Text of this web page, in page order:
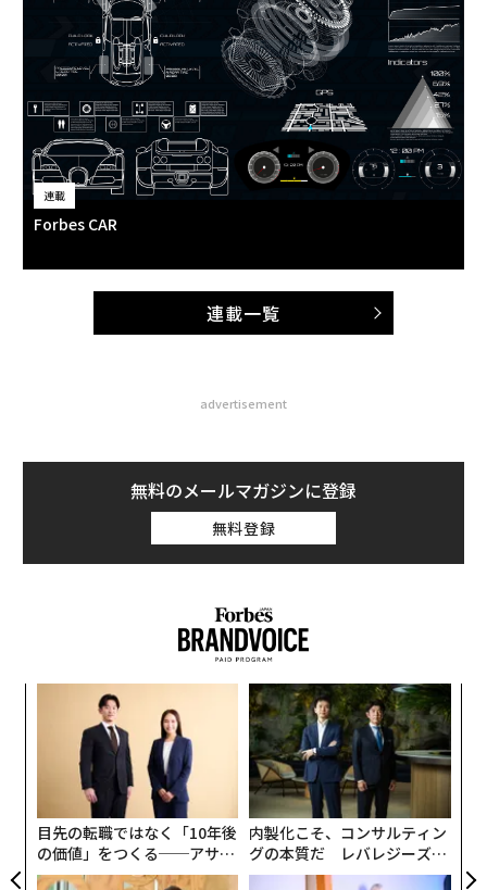
連載
Forbes CAR
連載一覧
advertisement
無料のメールマガジンに登録
無料登録
目先の転職ではなく「10年後
の価値」をつくる──アサイ
ンの長期伴走型支援とは
内製化こそ、コンサルティン
グの本質だ レバレジーズが
実践する、次世代ファームの